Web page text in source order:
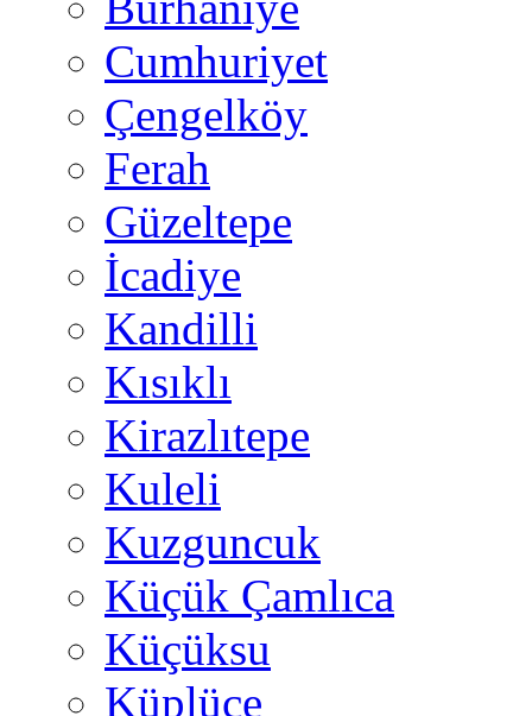
Cumhuriyet
Çengelköy
Ferah
Güzeltepe
İcadiye
Kandilli
Kısıklı
Kirazlıtepe
Kuleli
Kuzguncuk
Küçük Çamlıca
Küçüksu
Küplüce